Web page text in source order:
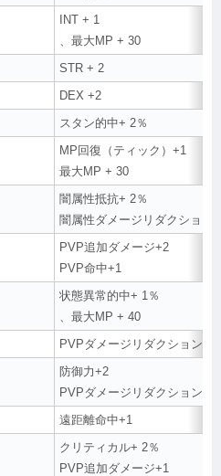
INT + 1
、最大MP + 30
STR + 2
DEX +2
スタン的中+ 2％
MP回復（ティック）+1
最大MP + 30
闇属性抵抗+ 2％
闇属性ダメージリダクション
PVP追加ダメージ+2
PVP命中+1
状態異常的中+ 1％
、最大MP + 40
PVPダメージリダクション+2
防御力+2
PVPダメージリダクション+1
遠距離命中+1
クリティカル+ 2％
PVP追加ダメージ+1